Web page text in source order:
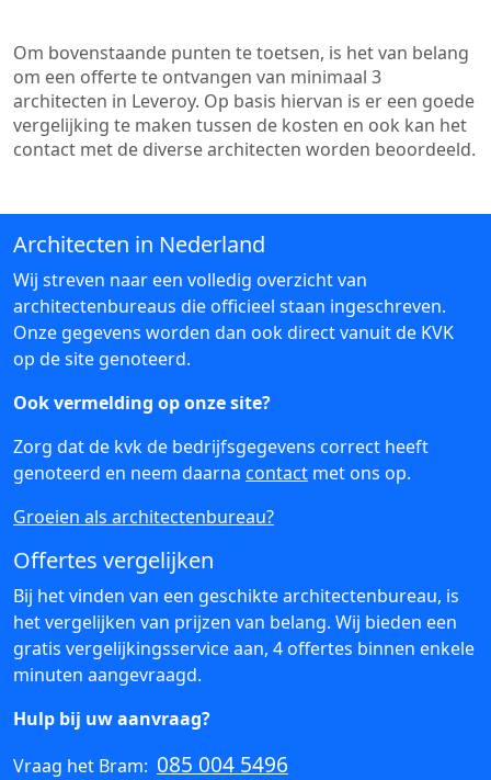
Om bovenstaande punten te toetsen, is het van belang
om een offerte te ontvangen van minimaal 3
architecten in Leveroy. Op basis hiervan is er een goede
vergelijking te maken tussen de kosten en ook kan het
contact met de diverse architecten worden beoordeeld.
Architecten in Nederland
Wij streven naar een volledig overzicht van
architectenbureaus die officieel staan ingeschreven.
Onze gegevens worden dan ook direct vanuit de KVK
op de site genoteerd.
Ook vermelding op onze site?
Zorg dat de kvk de bedrijfsgegevens correct heeft
genoteerd en neem daarna contact met ons op.
Groeien als architectenbureau?
Offertes vergelijken
Bij het vinden van een geschikte architectenbureau, is
het vergelijken van prijzen van belang. Wij bieden een
gratis vergelijkingsservice aan, 4 offertes binnen enkele
minuten aangevraagd.
Hulp bij uw aanvraag?
Vraag het Bram: 085 004 5496